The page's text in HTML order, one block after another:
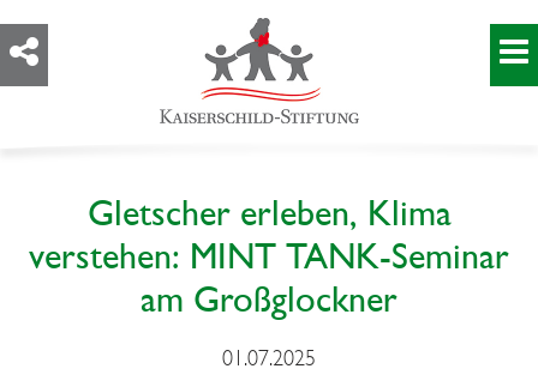
Gletscher erleben, Klima
verstehen: MINT TANK-Seminar
am Großglockner
01.07.2025